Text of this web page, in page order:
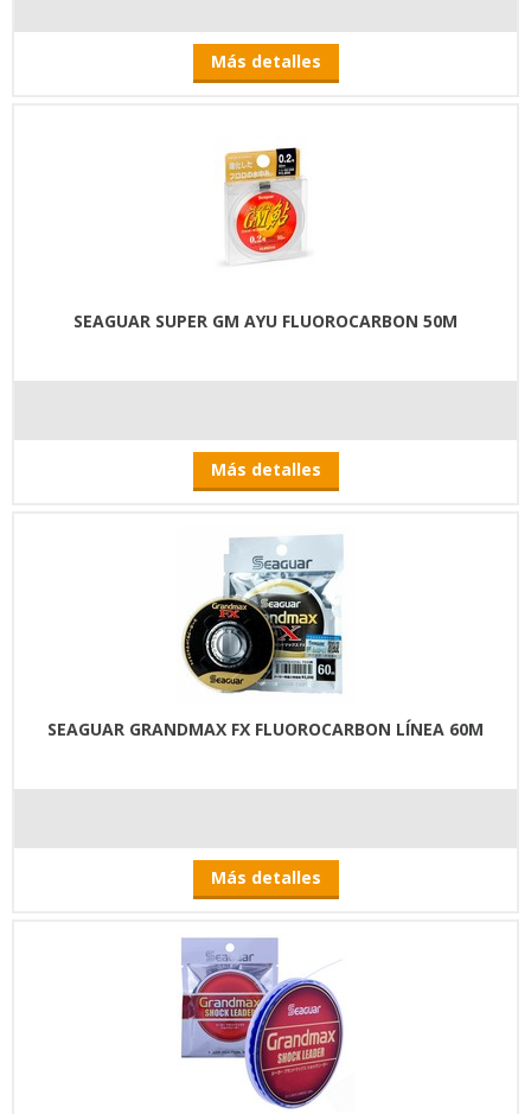
Más detalles
SEAGUAR SUPER GM AYU FLUOROCARBON 50M
Más detalles
SEAGUAR GRANDMAX FX FLUOROCARBON LÍNEA 60M
Más detalles